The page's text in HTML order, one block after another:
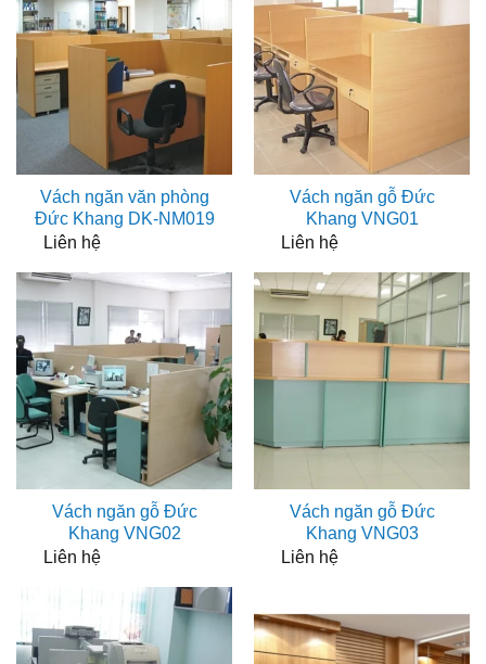
Vách ngăn văn phòng
Đức Khang DK-NM019
Liên hệ
Vách ngăn gỗ Đức
Khang VNG01
Liên hệ
Vách ngăn gỗ Đức
Khang VNG02
Liên hệ
Vách ngăn gỗ Đức
Khang VNG03
Liên hệ